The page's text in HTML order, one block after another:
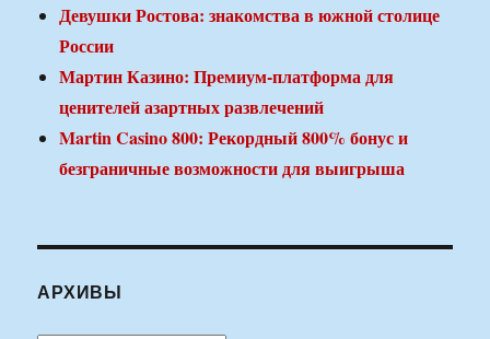
Девушки Ростова: знакомства в южной столице
России
Мартин Казино: Премиум-платформа для
ценителей азартных развлечений
Martin Casino 800: Рекордный 800% бонус и
безграничные возможности для выигрыша
АРХИВЫ